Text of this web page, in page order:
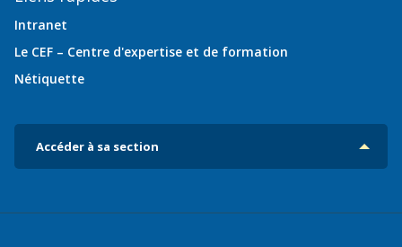
Intranet
Le CEF – Centre d'expertise et de formation
Nétiquette
Accéder à sa section